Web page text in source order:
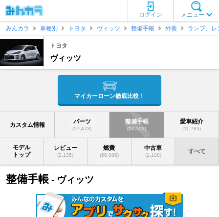
メニュー
ログイン
みんカラ
車種別 トヨタ ヴィッツ 整備手帳 外装 ランプ、レ
トヨタ
ヴィッツ
マイカーローン徹底比較！
カスタム情報 パーツ
(57,473)
整備手帳
(27,502)
愛車紹介
(11,785)
モデル
トップ
レビュー
(2,135)
燃費
(56,086)
中古車
(1,108)
すべて
整備手帳 - ヴィッツ